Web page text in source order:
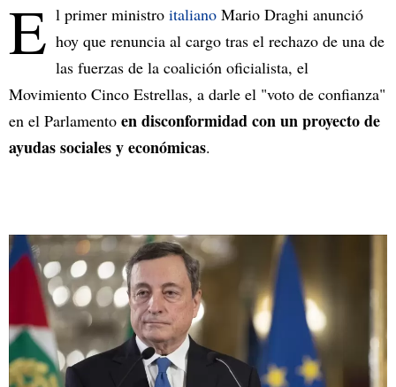
E l primer ministro italiano Mario Draghi anunció
hoy que renuncia al cargo tras el rechazo de una de
las fuerzas de la coalición oficialista, el
Movimiento Cinco Estrellas, a darle el "voto de confianza"
en el Parlamento en disconformidad con un proyecto de
ayudas sociales y económicas.